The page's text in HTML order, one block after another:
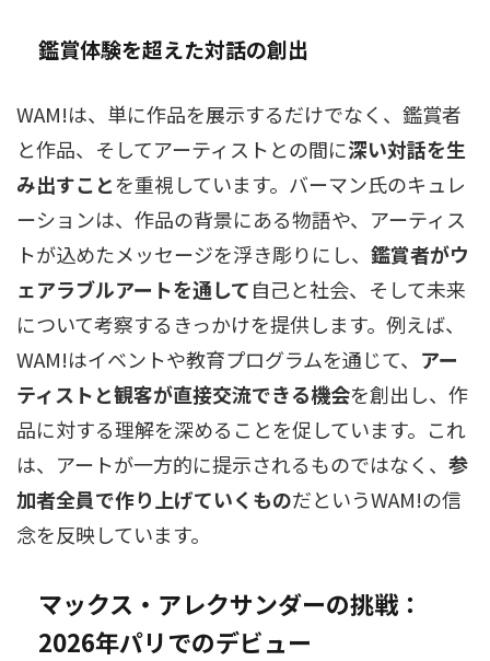
鑑賞体験を超えた対話の創出
WAM!は、単に作品を展示するだけでなく、鑑賞者
と作品、そしてアーティストとの間に深い対話を生
み出すことを重視しています。バーマン氏のキュレ
ーションは、作品の背景にある物語や、アーティス
トが込めたメッセージを浮き彫りにし、 鑑賞者がウ
ェアラブルアートを通して自己と社会、そして未来
について考察するきっかけを提供します。例えば、
WAM!はイベントや教育プログラムを通じて、 アー
ティストと観客が直接交流できる機会を創出し、作
品に対する理解を深めることを促しています。これ
は、アートが一方的に提示されるものではなく、 参
加者全員で作り上げていくものだというWAM!の信
念を反映しています。
マックス・アレクサンダーの挑戦：
2026年パリでのデビュー